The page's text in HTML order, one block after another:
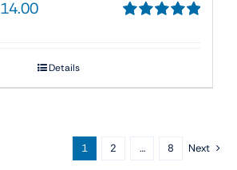
14.00Rentang
hingga
Rp14.00
Details
1 2 … 8 Next